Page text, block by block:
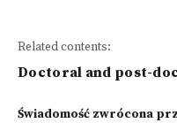
Related contents:
Doctoral and post-
Świadomość zwrócona